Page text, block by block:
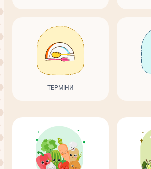
ТЕРМІНИ